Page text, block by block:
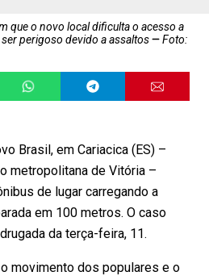
que o novo local dificulta o acesso a
perigoso devido a assaltos
Foto:
Brasil, em Cariacica (ES) –
metropolitana de Vitória –
de lugar carregando a
em 100 metros. O caso
da terça-feira, 11.
movimento dos populares e o